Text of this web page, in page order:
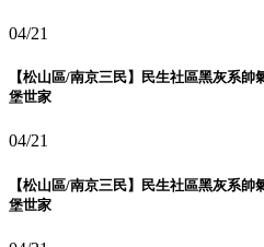
04/21
【松山區/南京三民】民生社區黑灰系
堡世家
04/21
【松山區/南京三民】民生社區黑灰系
堡世家